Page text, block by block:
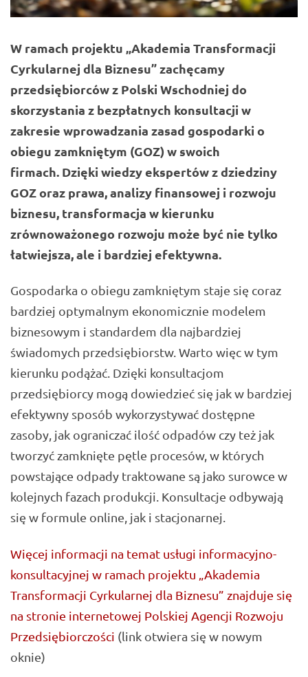
W ramach projektu „Akademia Transformacji
Cyrkularnej dla Biznesu” zachęcamy
przedsiębiorców z Polski Wschodniej do
skorzystania z bezpłatnych konsultacji w
zakresie wprowadzania zasad gospodarki o
obiegu zamkniętym (GOZ) w swoich
firmach. Dzięki wiedzy ekspertów z dziedziny
GOZ oraz prawa, analizy finansowej i rozwoju
biznesu, transformacja w kierunku
zrównoważonego rozwoju może być nie tylko
łatwiejsza, ale i bardziej efektywna.
Gospodarka o obiegu zamkniętym staje się coraz
bardziej optymalnym ekonomicznie modelem
biznesowym i standardem dla najbardziej
świadomych przedsiębiorstw. Warto więc w tym
kierunku podążać. Dzięki konsultacjom
przedsiębiorcy mogą dowiedzieć się jak w bardziej
efektywny sposób wykorzystywać dostępne
zasoby, jak ograniczać ilość odpadów czy też jak
tworzyć zamknięte pętle procesów, w których
powstające odpady traktowane są jako surowce w
kolejnych fazach produkcji. Konsultacje odbywają
się w formule online, jak i stacjonarnej.
Więcej informacji na temat usługi informacyjno-
konsultacyjnej w ramach projektu „Akademia
Transformacji Cyrkularnej dla Biznesu” znajduje się
na stronie internetowej Polskiej Agencji Rozwoju
Przedsiębiorczości (link otwiera się w nowym
oknie)